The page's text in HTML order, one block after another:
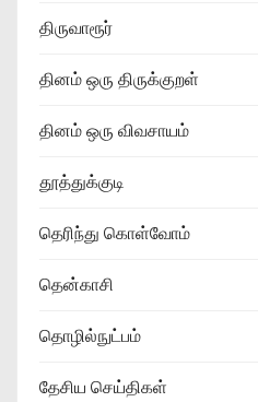
திருவாரூர்
தினம் ஒரு திருக்குறள்
தினம் ஒரு விவசாயம்
தூத்துக்குடி
தெரிந்து கொள்வோம்
தென்காசி
தொழில்நுட்பம்
தேசிய செய்திகள்